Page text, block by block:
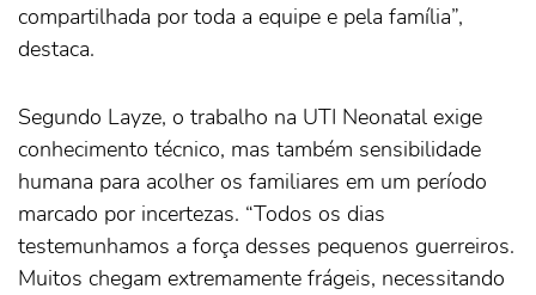
compartilhada por toda a equipe e pela família”,
destaca.
Segundo Layze, o trabalho na UTI Neonatal exige
conhecimento técnico, mas também sensibilidade
humana para acolher os familiares em um período
marcado por incertezas. “Todos os dias
testemunhamos a força desses pequenos guerreiros.
Muitos chegam extremamente frágeis, necessitando